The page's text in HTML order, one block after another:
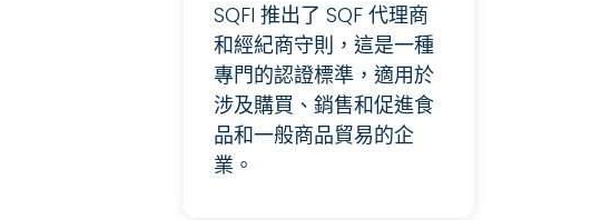
SQFI 推出了 SQF 代理商
和經紀商守則，這是一種
專門的認證標準，適用於
涉及購買、銷售和促進食
品和一般商品貿易的企
業。